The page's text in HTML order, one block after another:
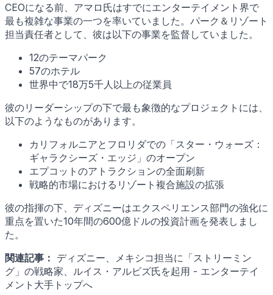
CEOになる前、アマロ氏はすでにエンターテイメント界で
最も複雑な事業の一つを率いていました。パーク＆リゾート
担当責任者として、彼は以下の事業を監督していました。
12のテーマパーク
57のホテル
世界中で18万5千人以上の従業員
彼のリーダーシップの下で最も象徴的なプロジェクトには、
以下のようなものがあります。
カリフォルニアとフロリダでの「スター・ウォーズ：
ギャラクシーズ・エッジ」のオープン
エプコットのアトラクションの全面刷新
戦略的市場におけるリゾート複合施設の拡張
彼の指揮の下、ディズニーはエクスペリエンス部門の強化に
重点を置いた10年間の600億ドルの投資計画を発表しまし
た。
関連記事： ディズニー、メキシコ担当に「ストリーミン
グ」の戦略家、ルイス・アルビズ氏を起用 - エンターテイ
メント大手トップへ